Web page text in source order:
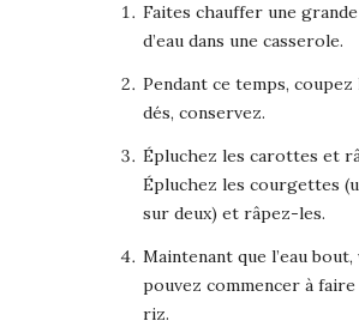
Faites chauffer une
d’eau dans une casserole.
Pendant ce temps,
dés, conservez.
Épluchez les carottes et
Épluchez les courgettes
sur deux) et râpez-les.
Maintenant que l’eau bout,
pouvez commencer à
riz.